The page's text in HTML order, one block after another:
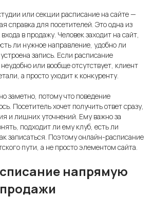
или секции расписание на сайте —
справка для посетителей. Это одна из
в продажу. Человек заходит на сайт,
ли нужное направление, удобно ли
запись. Если расписание
или вообще отсутствует, клиент
а просто уходит к конкуренту.
заметно, потому что поведение
Посетитель хочет получить ответ сразу,
и лишних уточнений. Ему важно за
подходит ли ему клуб, есть ли
записаться. Поэтому онлайн-расписание
пути, а не просто элементом сайта.
напрямую